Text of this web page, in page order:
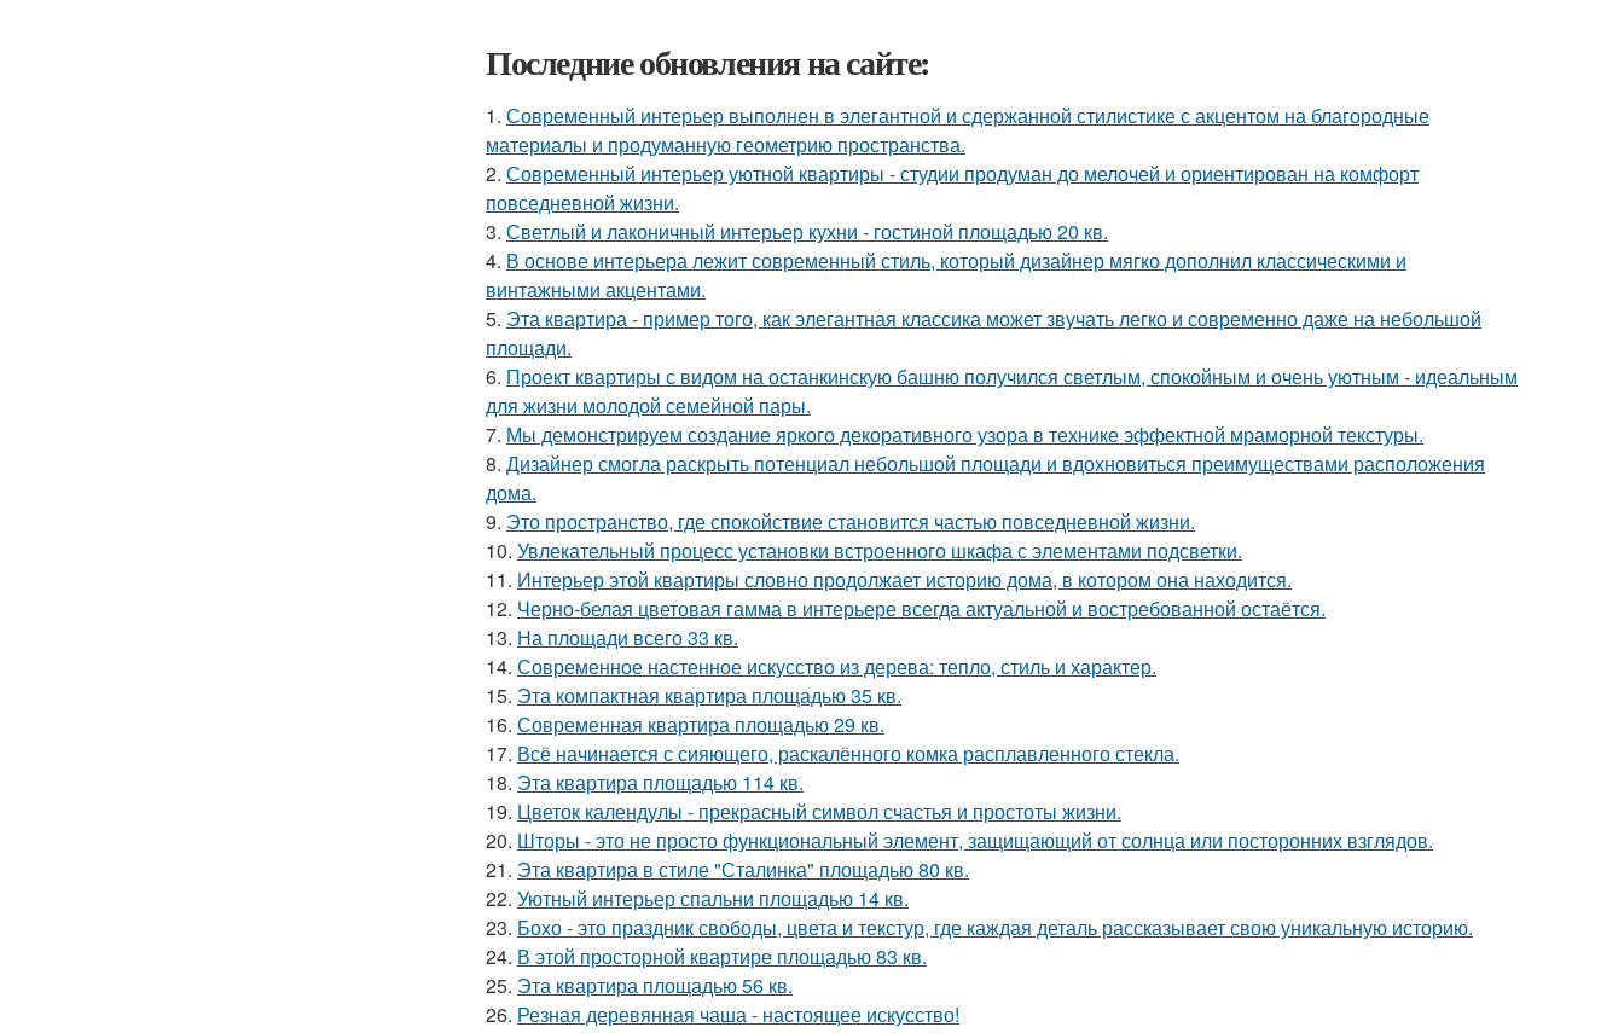
Последние обновления на сайте:
1. Современный интерьер выполнен в элегантной и сдержанной стилистике с акцентом на благородные
материалы и продуманную геометрию пространства.
2. Современный интерьер уютной квартиры - студии продуман до мелочей и ориентирован на комфорт
повседневной жизни.
3. Светлый и лаконичный интерьер кухни - гостиной площадью 20 кв.
4. В основе интерьера лежит современный стиль, который дизайнер мягко дополнил классическими и
винтажными акцентами.
5. Эта квартира - пример того, как элегантная классика может звучать легко и современно даже на небольшой
площади.
6. Проект квартиры с видом на останкинскую башню получился светлым, спокойным и очень уютным - идеальным
для жизни молодой семейной пары.
7. Мы демонстрируем создание яркого декоративного узора в технике эффектной мраморной текстуры.
8. Дизайнер смогла раскрыть потенциал небольшой площади и вдохновиться преимуществами расположения
дома.
9. Это пространство, где спокойствие становится частью повседневной жизни.
10. Увлекательный процесс установки встроенного шкафа с элементами подсветки.
11. Интерьер этой квартиры словно продолжает историю дома, в котором она находится.
12. Черно-белая цветовая гамма в интерьере всегда актуальной и востребованной остаётся.
13. На площади всего 33 кв.
14. Современное настенное искусство из дерева: тепло, стиль и характер.
15. Эта компактная квартира площадью 35 кв.
16. Современная квартира площадью 29 кв.
17. Всё начинается с сияющего, раскалённого комка расплавленного стекла.
18. Эта квартира площадью 114 кв.
19. Цветок календулы - прекрасный символ счастья и простоты жизни.
20. Шторы - это не просто функциональный элемент, защищающий от солнца или посторонних взглядов.
21. Эта квартира в стиле "Сталинка" площадью 80 кв.
22. Уютный интерьер спальни площадью 14 кв.
23. Бохо - это праздник свободы, цвета и текстур, где каждая деталь рассказывает свою уникальную историю.
24. В этой просторной квартире площадью 83 кв.
25. Эта квартира площадью 56 кв.
26. Резная деревянная чаша - настоящее искусство!